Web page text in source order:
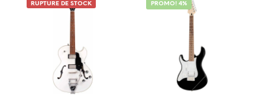
RUPTURE DE STOCK PROMO! 4%